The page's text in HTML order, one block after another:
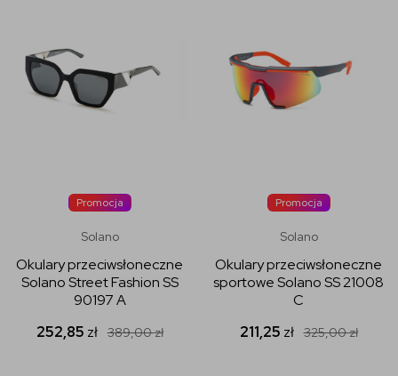
Promocja
Solano
Okulary przeciwsłoneczne
Solano Street Fashion SS
90197 A
252,85 zł 389,00zł
Promocja
Solano
Okulary przeciwsłoneczne
sportowe Solano SS 21008
C
211,25 zł 325,00zł